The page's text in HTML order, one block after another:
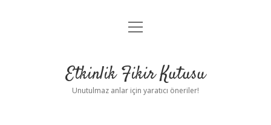
Anasayfa
Yasal Uyarı
menüyü
Etkinlik Fikir Kutusu
Unutulmaz anlar için yaratıcı öneriler!